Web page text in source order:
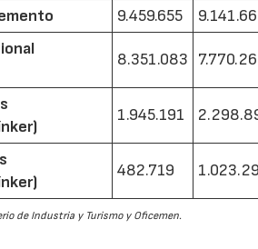
9.459.655
8.351.083
1.945.191
482.719
de Industria y Turismo y Oficemen.